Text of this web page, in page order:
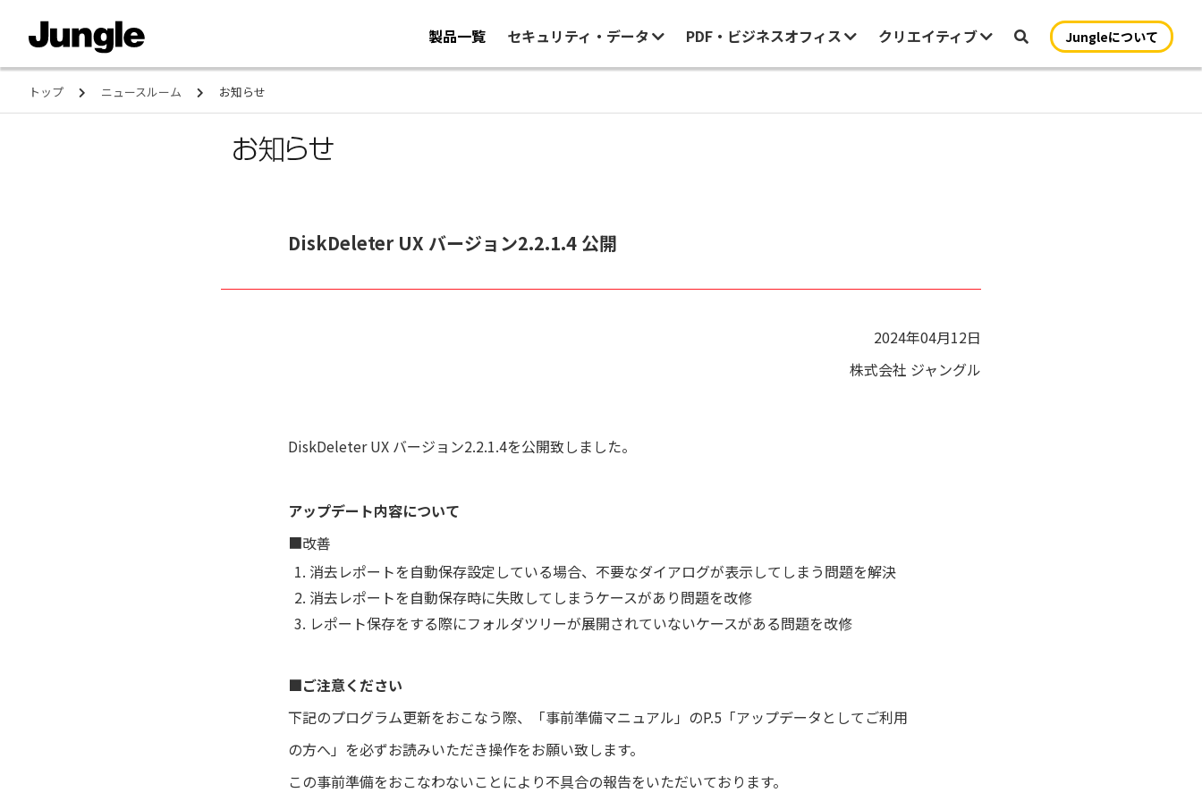
製品一覧 セキュリティ・データ PDF・ビジネスオフィス クリエイティブ Jungleについて
トップ ニュースルーム お知らせ
DiskDeleter UX バージョン2.2.1.4 公開
2024年04月12日
株式会社 ジャングル
DiskDeleter UX バージョン2.2.1.4を公開致しました。
アップデート内容について
■改善
消去レポートを自動保存設定している場合、不要なダイアログが表示してしまう問題を解決
消去レポートを自動保存時に失敗してしまうケースがあり問題を改修
レポート保存をする際にフォルダツリーが展開されていないケースがある問題を改修
■ご注意ください
下記のプログラム更新をおこなう際、「事前準備マニュアル」のP.5「アップデータとしてご利用
の方へ」を必ずお読みいただき操作をお願い致します。
この事前準備をおこなわないことにより不具合の報告をいただいております。